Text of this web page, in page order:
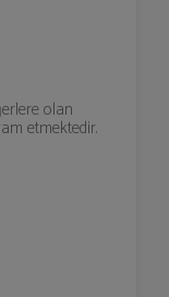
olan
etmektedir.